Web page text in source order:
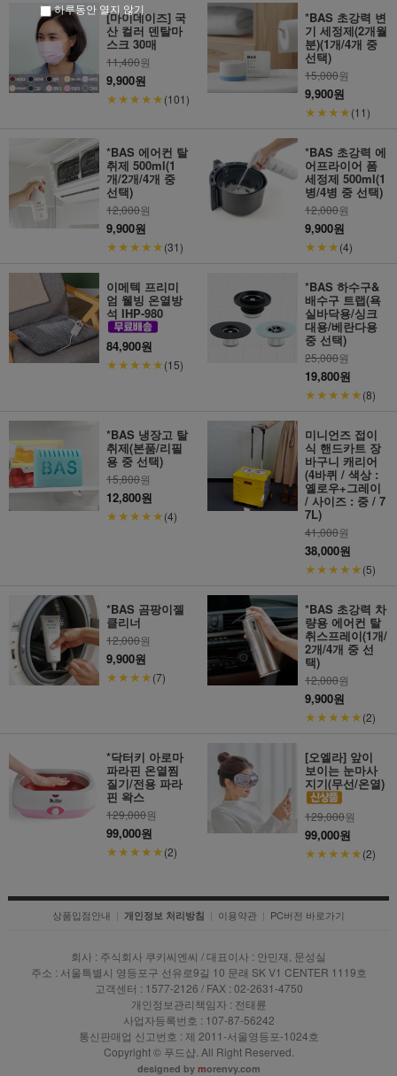
[마이데이즈] 국
산 컬러 덴탈마
스크 30매
11,400원
9,900원
★★★★★(101)
*BAS 초강력 변
기 세정제(2개월
분)(1개/4개 중
선택)
15,000원
9,900원
★★★★(11)
*BAS 에어컨 탈
취제 500ml(1
개/2개/4개 중
선택)
12,000원
9,900원
★★★★★(31)
*BAS 초강력 에
어프라이어 폼
세정제 500ml(1
병/4병 중 선택)
12,000원
9,900원
★★★(4)
이메텍 프리미
엄 웰빙 온열방
석 IHP-980
84,900원
★★★★★(15)
*BAS 하수구&
배수구 트랩(욕
실바닥용/싱크
대용/베란다용
중 선택)
25,000원
19,800원
★★★★★(8)
*BAS 냉장고 탈
취제(본품/리필
용 중 선택)
15,800원
12,800원
★★★★★(4)
미니언즈 접이
식 핸드카트 장
바구니 캐리어
(4바퀴 / 색상 :
옐로우+그레이
/ 사이즈 : 중 / 7
7L)
41,000원
38,000원
★★★★★(5)
*BAS 곰팡이젤
클리너
12,000원
9,900원
★★★★(7)
*BAS 초강력 차
량용 에어컨 탈
취스프레이(1개/
2개/4개 중 선
택)
12,000원
9,900원
★★★★★(2)
*닥터키 아로마
파라핀 온열찜
질기/전용 파라
핀 왁스
129,000원
99,000원
★★★★★(2)
[오엘라] 앞이
보이는 눈마사
지기(무선/온열)
129,000원
99,000원
★★★★★(2)
상품입점안내 | 개인정보 처리방침 | 이용약관 | PC버전 바로가기
회사 : 주식회사 쿠키씨엔씨 / 대표이사 : 안민재, 문성실
주소 : 서울특별시 영등포구 선유로9길 10 문래 SK V1 CENTER 1119호
고객센터 : 1577-2126 / FAX : 02-2631-4750
개인정보관리책임자 : 전태륜
사업자등록번호 : 107-87-56242
통신판매업 신고번호 : 제 2011-서울영등포-1024호
Copyright © 푸드샵. All Right Reserved.
designed by morenvy.com
하루동안 열지 않기